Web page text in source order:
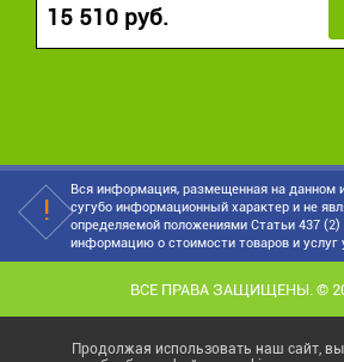
15 510 руб.
Вся информация, размещенная на данном
сугубо информационный характер и не
определяемой положениями Статьи 437
информацию о стоимости товаров и услуг
ВСЕ ПРАВА ЗАЩИЩЕНЫ. ©
Продолжая использовать наш сайт, вы